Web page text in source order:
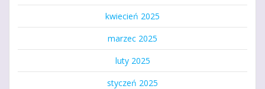
kwiecień 2025
marzec 2025
luty 2025
styczeń 2025